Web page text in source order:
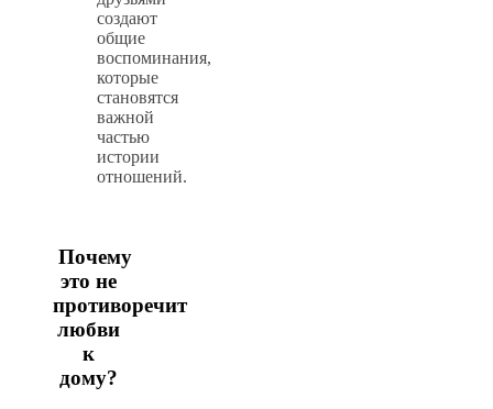
создают
общие
воспоминания,
которые
становятся
важной
частью
истории
отношений.
Почему
это не
противоречит
любви
к
дому?